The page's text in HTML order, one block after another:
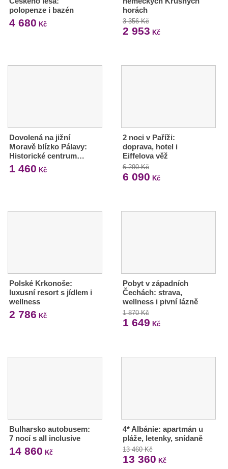
polopenze i bazén
4 680 Kč
horách
3 356 Kč
2 953 Kč
Dovolená na jižní
Moravě blízko Pálavy:
Historické centrum…
1 460 Kč
2 noci v Paříži:
doprava, hotel i
Eiffelova věž
6 290 Kč
6 090 Kč
Polské Krkonoše:
luxusní resort s jídlem i
wellness
2 786 Kč
Pobyt v západních
Čechách: strava,
wellness i pivní lázně
1 870 Kč
1 649 Kč
Bulharsko autobusem:
7 nocí s all inclusive
14 860 Kč
4* Albánie: apartmán u
pláže, letenky, snídaně
13 460 Kč
13 360 Kč